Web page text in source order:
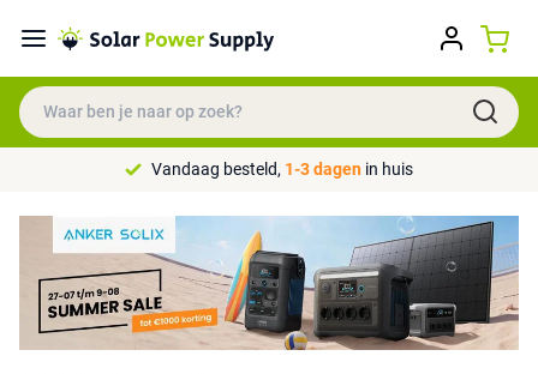
Vandaag besteld, 1-3 dagen in huis